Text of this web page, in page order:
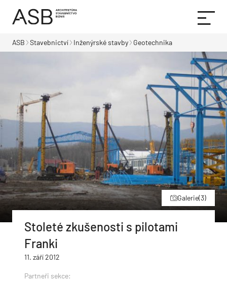
ASB Stavebnictví Inženýrské stavby Geotechnika
Galerie(3)
Stoleté zkušenosti s pilotami
Franki
11. září 2012
Partneři sekce: